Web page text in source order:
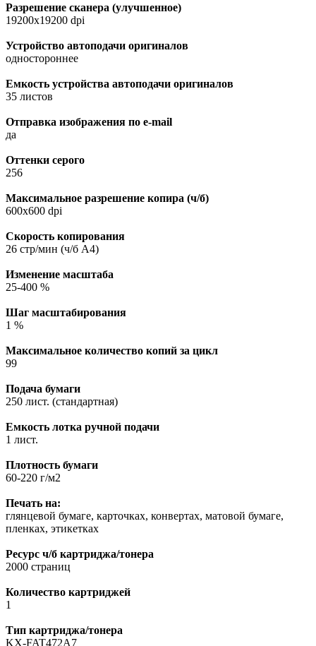
Разрешение сканера (улучшенное)
19200x19200 dpi
Устройство автоподачи оригиналов
одностороннее
Емкость устройства автоподачи оригиналов
35 листов
Отправка изображения по e-mail
да
Оттенки серого
256
Максимальное разрешение копира (ч/б)
600x600 dpi
Скорость копирования
26 стр/мин (ч/б А4)
Изменение масштаба
25-400 %
Шаг масштабирования
1 %
Максимальное количество копий за цикл
99
Подача бумаги
250 лист. (стандартная)
Емкость лотка ручной подачи
1 лист.
Плотность бумаги
60-220 г/м2
Печать на:
глянцевой бумаге, карточках, конвертах, матовой бумаге,
пленках, этикетках
Ресурс ч/б картриджа/тонера
2000 страниц
Количество картриджей
1
Тип картриджа/тонера
KX-FAT472A7